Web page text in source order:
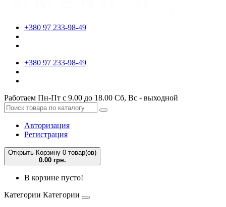
+380 97 233-98-49
+380 97 233-98-49
Работаем Пн-Пт с 9.00 до 18.00 Сб, Вс - выходной
Авторизация
Регистрация
Открыть Корзину 0 товар(ов)
0.00 грн.
В корзине пусто!
Категории Категории